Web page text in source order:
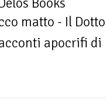
matto - Il
apocrifi